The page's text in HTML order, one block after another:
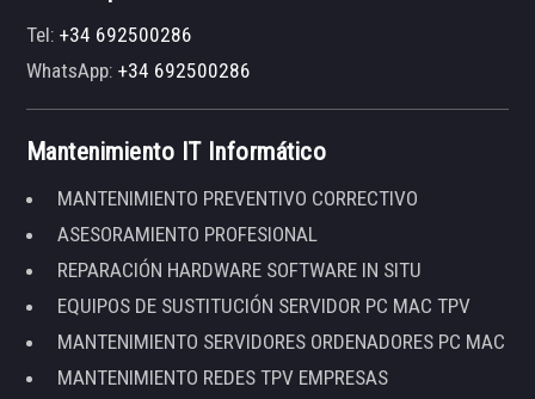
Tel:+34 692500286
WhatsApp:+34 692500286
Mantenimiento IT Informático
MANTENIMIENTO PREVENTIVO CORRECTIVO
ASESORAMIENTO PROFESIONAL
REPARACIÓN HARDWARE SOFTWARE IN SITU
EQUIPOS DE SUSTITUCIÓN SERVIDOR PC MAC TPV
MANTENIMIENTO SERVIDORES ORDENADORES PC MAC
MANTENIMIENTO REDES TPV EMPRESAS